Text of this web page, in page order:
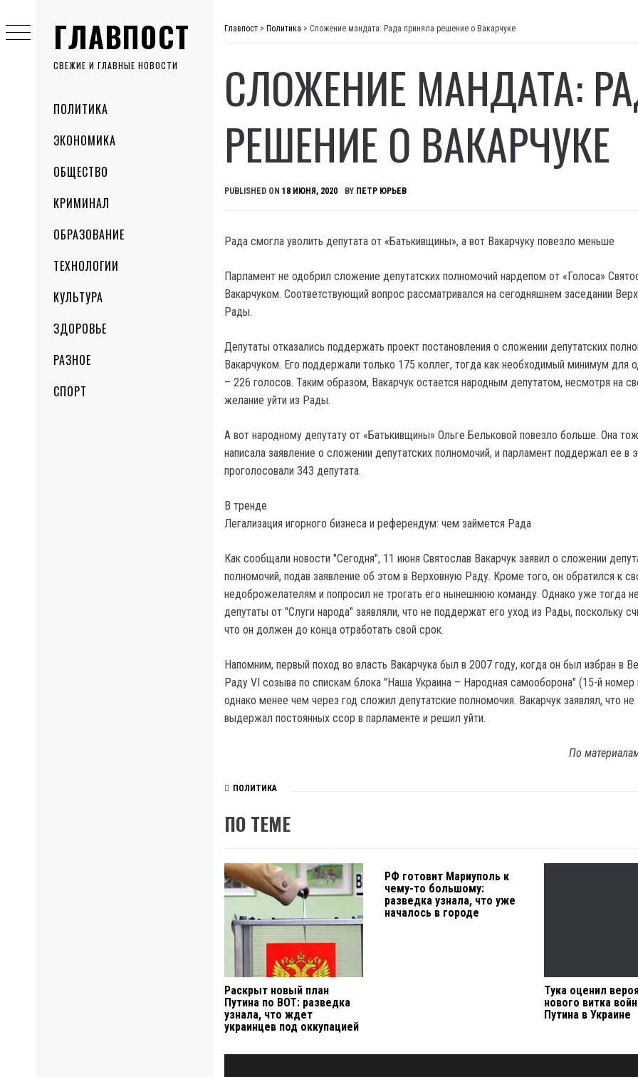
ГЛАВПОСТ
СВЕЖИЕ И ГЛАВНЫЕ НОВОСТИ
MenuПОЛИТИКА
ЭКОНОМИКА
ОБЩЕСТВО
КРИМИНАЛ
ОБРАЗОВАНИЕ
ТЕХНОЛОГИИ
КУЛЬТУРА
ЗДОРОВЬЕ
РАЗНОЕ
СПОРТ
to
content
Главпост > Политика > Сложение мандата: Рада приняла решение о Вакарчуке
СЛОЖЕНИЕ МАНДАТА:
РЕШЕНИЕ О ВАКАРЧУКЕ
PUBLISHED ON 18 ИЮНЯ, 2020 BY ПЕТР ЮРЬЕВ
Рада смогла уволить депутата от «Батькивщины», а вот Вакарчуку повезло меньше
Парламент не одобрил сложение депутатских полномочий нардепом от «Голоса»
Вакарчуком. Соответствующий вопрос рассматривался на сегодняшнем заседании
Рады.
Депутаты отказались поддержать проект постановления о сложении депутатских
Вакарчуком. Его поддержали только 175 коллег, тогда как необходимый минимум для
– 226 голосов. Таким образом, Вакарчук остается народным депутатом, несмотря на
желание уйти из Рады.
А вот народному депутату от «Батькивщины» Ольге Бельковой повезло больше. Она
написала заявление о сложении депутатских полномочий, и парламент поддержал ее в
проголосовали 343 депутата.
В тренде
Легализация игорного бизнеса и референдум: чем займется Рада
Как сообщали новости "Сегодня", 11 июня Святослав Вакарчук заявил о сложении
полномочий, подав заявление об этом в Верховную Раду. Кроме того, он обратился к
недоброжелателям и попросил не трогать его нынешнюю команду. Однако уже тогда
депутаты от "Слуги народа" заявляли, что не поддержат его уход из Рады, поскольку
что он должен до конца отработать свой срок.
Напомним, первый поход во власть Вакарчука был в 2007 году, когда он был избран в
Раду VI созыва по спискам блока "Наша Украина – Народная самооборона" (15-й номер
однако менее чем через год сложил депутатские полномочия. Вакарчук заявлял, что не
выдержал постоянных ссор в парламенте и решил уйти.
По
ПОЛИТИКА
ПО ТЕМЕ
Раскрыт новый план
Путина по ВОТ: разведка
узнала, что ждет
украинцев под оккупацией
РФ готовит Мариуполь к
чему-то большому:
разведка узнала, что уже
началось в городе
Тука оценил
нового витка
Путина в Украине
Навигация